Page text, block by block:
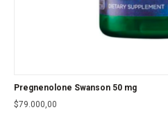
Pregnenolone Swanson 50 mg
$79.000,00